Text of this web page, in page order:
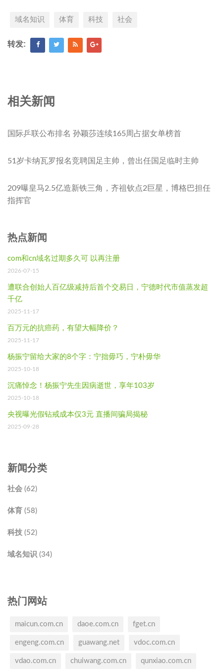
域名知识 体育 科技 社会
转发:
相关新闻
国际乒联公布排名 孙颖莎连续165周占据女单榜首
51岁卡纳瓦罗报名竞聘国足主帅，曾出任国足临时主帅
209曝皇马2.5亿造新铁三角，齐祖钦点2巨星，博格巴担任
指挥官
热点新闻
com和cn域名过期多久可 以再注册
2026-07-15
遭联合创始人百亿级减持后首个交易日，宁德时代市值蒸发超
千亿
2025-11-17
百万元的抗癌药，有望大幅降价？
2025-11-17
杨振宁留给大家的8个字：宁拙毋巧，宁朴毋华
2025-10-18
沉痛悼念！杨振宁先生因病逝世，享年103岁
2025-10-18
央视曝光假钻戒成本仅3元 直播间骗局揭秘
2025-09-28
新闻分类
社会 (62)
体育 (58)
科技 (52)
域名知识 (34)
热门网站
maicun.com.cn daoe.com.cn fget.cn
engeng.com.cn guawang.net vdoc.com.cn
vdao.com.cn chuiwang.com.cn qunxiao.com.cn